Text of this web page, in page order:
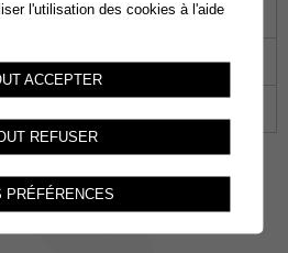
17 18 19
24 25 26
l'utilisation des cookies à l'aide
ACCEPTER
REFUSER
PRÉFÉRENCES